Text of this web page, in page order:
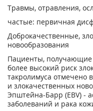
Травмы, отравления,
частые: первичная
Доброкачественные,
новообразования
Пациенты,
более высокий риск
такролимуса отмечено
и злокачественных
Эпштейна-Барр (EBV) -
заболеваний и рака